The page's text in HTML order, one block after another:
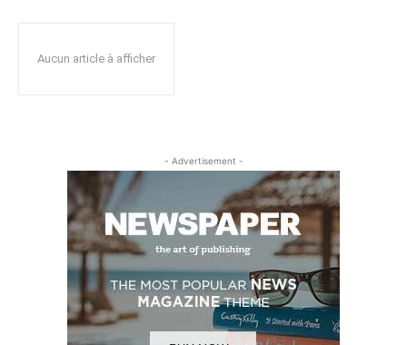
Aucun article à afficher
- Advertisement -